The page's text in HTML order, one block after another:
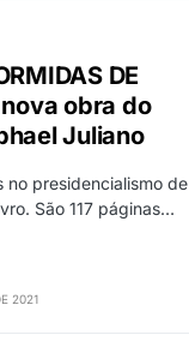
DE
nova obra do
Juliano
no presidencialismo de
São 117 páginas…
2021